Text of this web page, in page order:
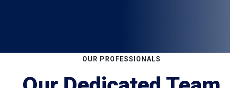
OUR PROFESSIONALS